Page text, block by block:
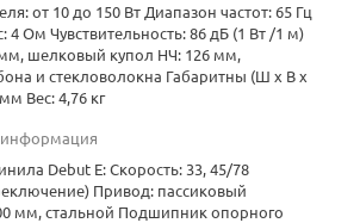
от 10 до 150 Вт Диапазон частот: 65 Гц
4 Ом Чувствительность: 86 дБ (1 Вт /1 м)
шелковый купол НЧ: 126 мм,
и стекловолокна Габаритны (Ш х В х
Вес: 4,76 кг
информация
Debut E: Скорость: 33, 45/78
Привод: пассиковый
мм, стальной Подшипник опорного